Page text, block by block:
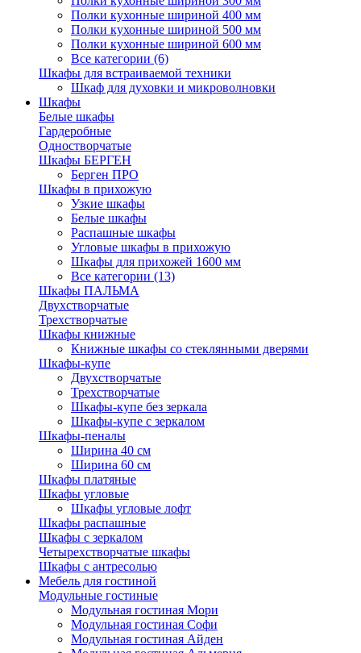
Полки кухонные шириной 400 мм
Полки кухонные шириной 500 мм
Полки кухонные шириной 600 мм
Все категории (6)
Шкафы для встраиваемой техники
Шкаф для духовки и микроволновки
Шкафы
Белые шкафы
Гардеробные
Одностворчатые
Шкафы БЕРГЕН
Берген ПРО
Шкафы в прихожую
Узкие шкафы
Белые шкафы
Распашные шкафы
Угловые шкафы в прихожую
Шкафы для прихожей 1600 мм
Все категории (13)
Шкафы ПАЛЬМА
Двухстворчатые
Трехстворчатые
Шкафы книжные
Книжные шкафы со стеклянными дверями
Шкафы-купе
Двухстворчатые
Трехстворчатые
Шкафы-купе без зеркала
Шкафы-купе с зеркалом
Шкафы-пеналы
Ширина 40 см
Ширина 60 см
Шкафы платяные
Шкафы угловые
Шкафы угловые лофт
Шкафы распашные
Шкафы с зеркалом
Четырехстворчатые шкафы
Шкафы с антресолью
Мебель для гостиной
Модульные гостиные
Модульная гостиная Мори
Модульная гостиная Софи
Модульная гостиная Айден